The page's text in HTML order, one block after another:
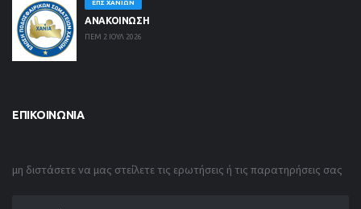
ΕΠΣ ΧΑΝΊΩΝ
ΑΝΑΚΟΙΝΩΣΗ
ΠΕΜ 2 ΙΟΥΛ 2026
ΕΠΙΚΟΙΝΩΝΊΑ
μη διστάσετε να μας στείλετε τις ερωτήσεις ή τις παρατηρήσεις σας